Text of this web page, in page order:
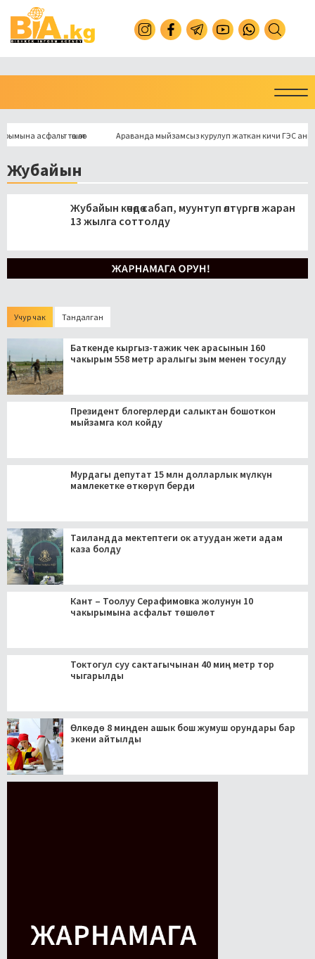
асфальт төшөлөт Араванда мыйзамсыз курулуп жаткан кичи ГЭС
Жубайын
Жубайын көчөдө сабап, муунтуп өлтүргөн жаран
13 жылга соттолду
Учур чак Тандалган
Баткенде кыргыз-тажик чек арасынын 160
чакырым 558 метр аралыгы зым менен тосулду
Президент блогерлерди салыктан бошоткон
мыйзамга кол койду
Мурдагы депутат 15 млн долларлык мүлкүн
мамлекетке өткөрүп берди
Таиландда мектептеги ок атуудан жети адам
каза болду
Кант – Тоолуу Серафимовка жолунун 10
чакырымына асфальт төшөлөт
Токтогул суу сактагычынан 40 миң метр тор
чыгарылды
Өлкөдө 8 миңден ашык бош жумуш орундары бар
экени айтылды